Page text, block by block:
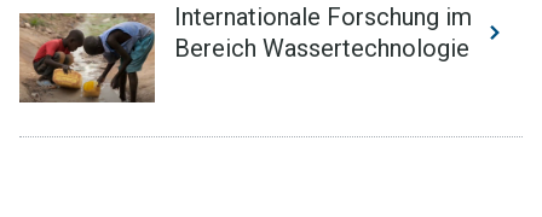
Internationale Forschung im
Bereich Wassertechnologie